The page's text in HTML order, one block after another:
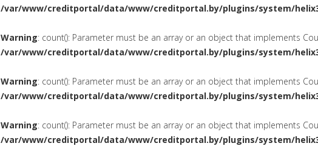
/var/www/creditportal/data/www/creditportal.by/plugins/system/
Warning: count(): Parameter must be an array or an object that implements
/var/www/creditportal/data/www/creditportal.by/plugins/system/
Warning: count(): Parameter must be an array or an object that implements
/var/www/creditportal/data/www/creditportal.by/plugins/system/
Warning: count(): Parameter must be an array or an object that implements
/var/www/creditportal/data/www/creditportal.by/plugins/system/